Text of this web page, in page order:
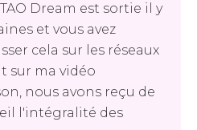
Dream est sortie il y
et vous avez
cela sur les réseaux
sur ma vidéo
nous avons reçu de
l'intégralité des